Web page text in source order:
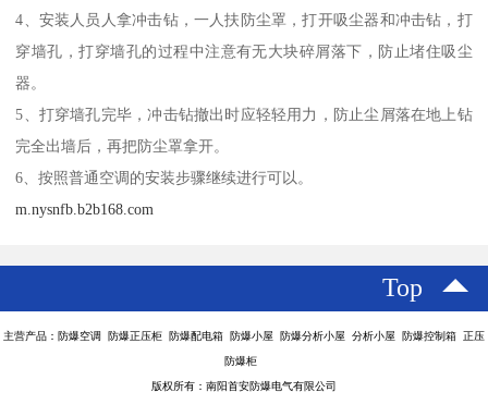
4、安装人员人拿冲击钻，一人扶防尘罩，打开吸尘器和冲击钻，打
穿墙孔，打穿墙孔的过程中注意有无大块碎屑落下，防止堵住吸尘
器。
5、打穿墙孔完毕，冲击钻撤出时应轻轻用力，防止尘屑落在地上钻
完全出墙后，再把防尘罩拿开。
6、按照普通空调的安装步骤继续进行可以。
m.nysnfb.b2b168.com
Top
主营产品：防爆空调 防爆正压柜 防爆配电箱 防爆小屋 防爆分析小屋 分析小屋 防爆控制箱 正压
防爆柜
版权所有：南阳首安防爆电气有限公司